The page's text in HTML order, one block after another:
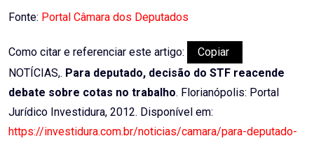
Fonte: Portal Câmara dos Deputados
Como citar e referenciar este artigo:
Copiar
NOTÍCIAS,. Para deputado, decisão do STF reacende
debate sobre cotas no trabalho. Florianópolis: Portal
Jurídico Investidura, 2012. Disponível em:
https://investidura.com.br/noticias/camara/para-deputado-